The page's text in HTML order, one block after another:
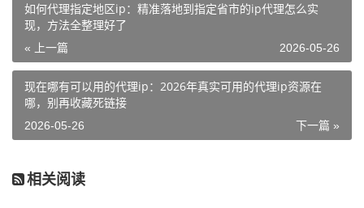
如何代理指定地区ip：精准落地到指定省市的ip代理怎么实
现，方法全整理好了
« 上一篇 2026-05-26
现在哪有可以用的代理ip：2026年真实可用的代理ip资源在
哪，别再收藏死链接
下一篇 »
2026-05-26
相关阅读